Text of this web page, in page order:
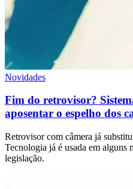
Novidades
Fim do retrovisor?
aposentar o espelho dos
Retrovisor com câmera já
Tecnologia já é usada em alguns
legislação.